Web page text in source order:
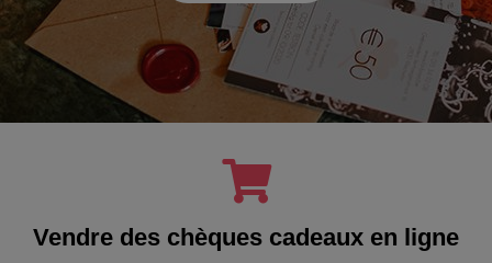
Vendre des chèques cadeaux en ligne